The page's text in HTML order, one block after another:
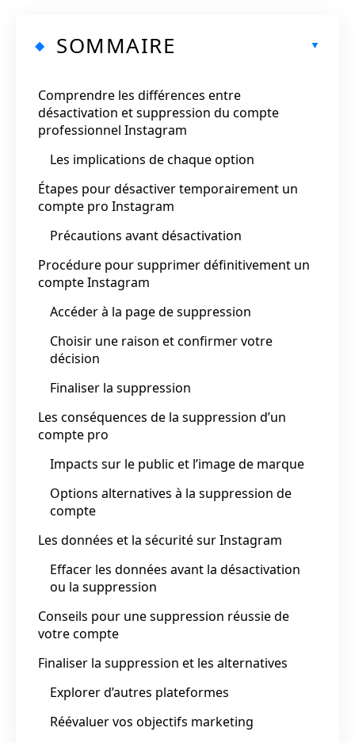
SOMMAIRE
Comprendre les différences entre
désactivation et suppression du compte
professionnel Instagram
Les implications de chaque option
Étapes pour désactiver temporairement un
compte pro Instagram
Précautions avant désactivation
Procédure pour supprimer définitivement un
compte Instagram
Accéder à la page de suppression
Choisir une raison et confirmer votre
décision
Finaliser la suppression
Les conséquences de la suppression d’un
compte pro
Impacts sur le public et l’image de marque
Options alternatives à la suppression de
compte
Les données et la sécurité sur Instagram
Effacer les données avant la désactivation
ou la suppression
Conseils pour une suppression réussie de
votre compte
Finaliser la suppression et les alternatives
Explorer d’autres plateformes
Réévaluer vos objectifs marketing